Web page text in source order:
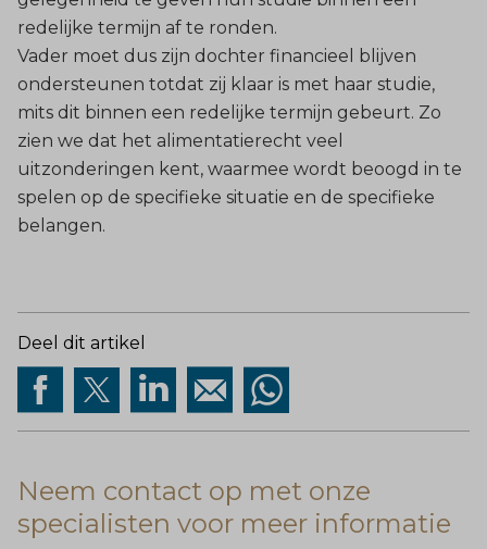
redelijke termijn af te ronden.
Vader moet dus zijn dochter financieel blijven
ondersteunen totdat zij klaar is met haar studie,
mits dit binnen een redelijke termijn gebeurt. Zo
zien we dat het alimentatierecht veel
uitzonderingen kent, waarmee wordt beoogd in te
spelen op de specifieke situatie en de specifieke
belangen.
Deel dit artikel
Neem contact op met onze
specialisten voor meer informatie